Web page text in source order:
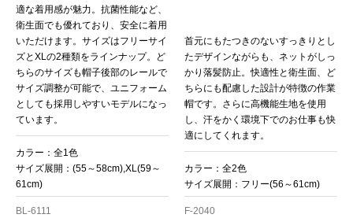
適な着用感が魅力。抗菌性能など、
衛生面でも優れており、安全に着用
いただけます。サイズはフリーサイ
ズとXLの2種類をラインナップ。ど
ちらのサイズも帽子後部のレールで
サイズ調整が可能で、ユニフォーム
としても採用しやすいモデルになっ
ています。
カラー：全1色
サイズ展開：(55～58cm),XL(59～
61cm)
BL-6111
首元にもたつきのないすっきりとし
たデザインながらも、ネットがしっ
かり落髪防止。快適性と衛生面、ど
ちらにも配慮した設計が特徴の作業
帽です。さらに高機能生地を使用
し、汗をかく環境下でのお仕事も快
適にしてくれます。
カラー：全2色
サイズ展開：フリー(56～61cm)
F-2040